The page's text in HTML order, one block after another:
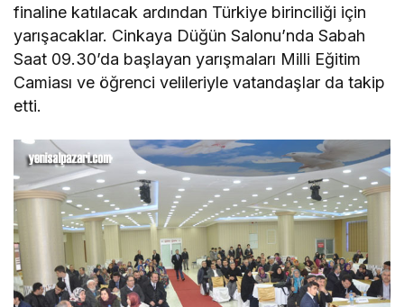
finaline katılacak ardından Türkiye birinciliği için
yarışacaklar. Cinkaya Düğün Salonu’nda Sabah
Saat 09.30’da başlayan yarışmaları Milli Eğitim
Camiası ve öğrenci velileriyle vatandaşlar da takip
etti.